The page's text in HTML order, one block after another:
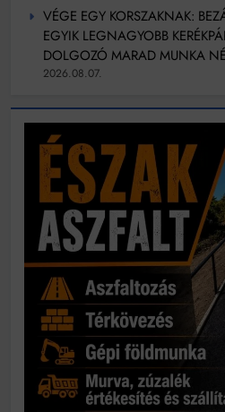
VÉGE EGY KORSZAKNAK:
EGYIK LEGNAGYOBB
DOLGOZÓ MARAD MUNKA
2026.08.07.